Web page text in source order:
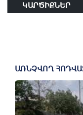
ԿԱՐԾԻՔՆԵՐ
ԱՌՆՉՎՈՂ